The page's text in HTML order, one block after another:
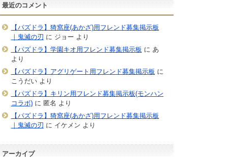
最近のコメント
【パズドラ】猗窩座(あかざ)用フレンド募集掲示板
｜鬼滅の刃 に ジョー より
【パズドラ】学園キオ用フレンド募集掲示板 に あ
より
【パズドラ】アグリゲート用フレンド募集掲示板 に
こうだいより
【パズドラ】キリン用フレンド募集掲示板(モンハン
コラボ)に 匿名 より
【パズドラ】猗窩座(あかざ)用フレンド募集掲示板
｜鬼滅の刃 に イケメン より
アーカイブ